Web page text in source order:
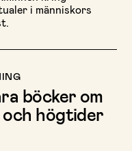
i människors
böcker om
högtider